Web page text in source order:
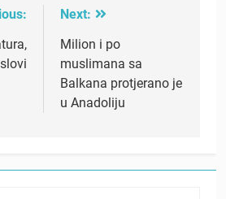
Next:
Milion i po
muslimana sa
Balkana protjerano je
u Anadoliju